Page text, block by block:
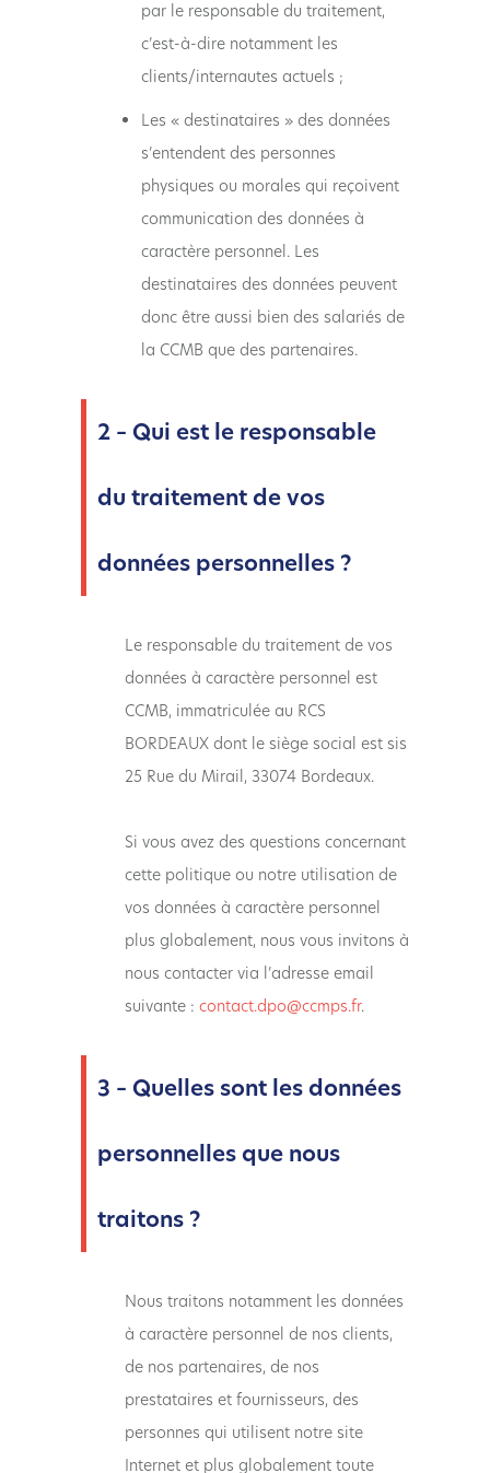
par le responsable du traitement,
c’est-à-dire notamment les
clients/internautes actuels ;
Les « destinataires » des données
s’entendent des personnes
physiques ou morales qui reçoivent
communication des données à
caractère personnel. Les
destinataires des données peuvent
donc être aussi bien des salariés de
la CCMB que des partenaires.
2 – Qui est le responsable
du traitement de vos
données personnelles ?
Le responsable du traitement de vos
données à caractère personnel est
CCMB, immatriculée au RCS
BORDEAUX dont le siège social est sis
25 Rue du Mirail, 33074 Bordeaux.
Si vous avez des questions concernant
cette politique ou notre utilisation de
vos données à caractère personnel
plus globalement, nous vous invitons à
nous contacter via l’adresse email
suivante : contact.dpo@ccmps.fr.
3 – Quelles sont les données
personnelles que nous
traitons ?
Nous traitons notamment les données
à caractère personnel de nos clients,
de nos partenaires, de nos
prestataires et fournisseurs, des
personnes qui utilisent notre site
Internet et plus globalement toute